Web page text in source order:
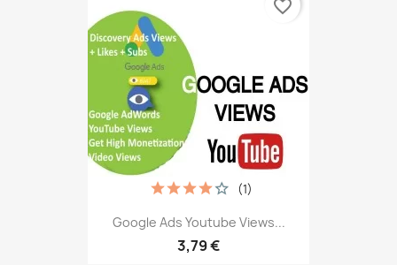
Google Ads Youtube Views...
3,79 €
(1)
favorite_border